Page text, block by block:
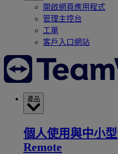
開啟網頁應用程式
管理主控台
工單
客戶入口網站
產品
個人使用與中小
Remote